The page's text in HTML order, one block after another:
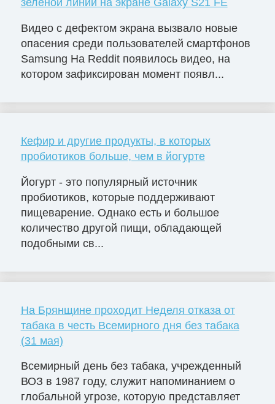
Видео с дефектом экрана вызвало новые
опасения среди пользователей смартфонов
Samsung На Reddit появилось видео, на
котором зафиксирован момент появл...
Кефир и другие продукты, в которых
пробиотиков больше, чем в йогурте
Йогурт - это популярный источник
пробиотиков, которые поддерживают
пищеварение. Однако есть и большое
количество другой пищи, обладающей
подобными св...
На Брянщине проходит Неделя отказа от
табака в честь Всемирного дня без табака
(31 мая)
Всемирный день без табака, учрежденный
ВОЗ в 1987 году, служит напоминанием о
глобальной угрозе, которую представляет